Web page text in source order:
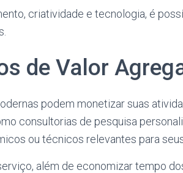
criatividade e tecnologia, é
de Valor
podem monetizar suas
consultorias de pesquisa
ou técnicos relevantes para
além de economizar tempo